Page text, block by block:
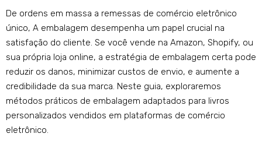
De ordens em massa a remessas de comércio eletrônico
único, A embalagem desempenha um papel crucial na
satisfação do cliente. Se você vende na Amazon, Shopify, ou
sua própria loja online, a estratégia de embalagem certa pode
reduzir os danos, minimizar custos de envio, e aumente a
credibilidade da sua marca. Neste guia, exploraremos
métodos práticos de embalagem adaptados para livros
personalizados vendidos em plataformas de comércio
eletrônico.